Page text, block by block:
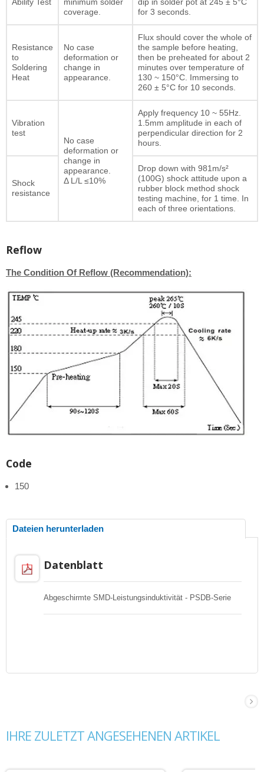
Ability Test
minimum solder
coverage.
dip in solder pot at 245 ± 5°C
for 3 seconds.
Resistance
to
Soldering
Heat
No case
deformation or
change in
appearance.
Flux should cover the whole of
the sample before heating,
then be preheated for about 2
minutes over temperature of
130 ~ 150°C. Immersing to
260 ± 5°C for 10 seconds.
Vibration
test
No case
deformation or
change in
appearance.
Δ L/L ≤10%
Apply frequency 10 ~ 55Hz.
1.5mm amplitude in each of
perpendicular direction for 2
hours.
Shock
resistance
Drop down with 981m/s²
(100G) shock attitude upon a
rubber block method shock
testing machine, for 1 time. In
each of three orientations.
Reflow
The Condition Of Reflow (Recommendation):
Code
150
Dateien herunterladen
Datenblatt
Abgeschirmte SMD-Leistungsinduktivität - PSDB-Serie
IHRE ZULETZT ANGESEHENEN ARTIKEL